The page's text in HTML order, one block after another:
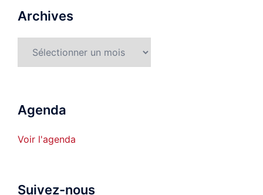
Archives
Agenda
Voir l'agenda
Suivez-nous